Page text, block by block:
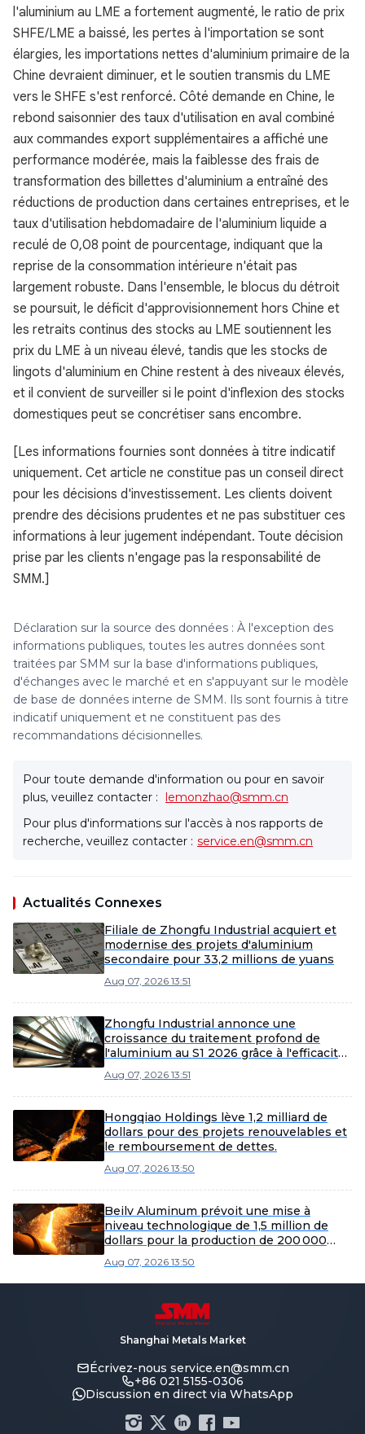
l'aluminium au LME a fortement augmenté, le ratio de prix
SHFE/LME a baissé, les pertes à l'importation se sont
élargies, les importations nettes d'aluminium primaire de la
Chine devraient diminuer, et le soutien transmis du LME
vers le SHFE s'est renforcé. Côté demande en Chine, le
rebond saisonnier des taux d'utilisation en aval combiné
aux commandes export supplémentaires a affiché une
performance modérée, mais la faiblesse des frais de
transformation des billettes d'aluminium a entraîné des
réductions de production dans certaines entreprises, et le
taux d'utilisation hebdomadaire de l'aluminium liquide a
reculé de 0,08 point de pourcentage, indiquant que la
reprise de la consommation intérieure n'était pas
largement robuste. Dans l'ensemble, le blocus du détroit
se poursuit, le déficit d'approvisionnement hors Chine et
les retraits continus des stocks au LME soutiennent les
prix du LME à un niveau élevé, tandis que les stocks de
lingots d'aluminium en Chine restent à des niveaux élevés,
et il convient de surveiller si le point d'inflexion des stocks
domestiques peut se concrétiser sans encombre.
[Les informations fournies sont données à titre indicatif
uniquement. Cet article ne constitue pas un conseil direct
pour les décisions d'investissement. Les clients doivent
prendre des décisions prudentes et ne pas substituer ces
informations à leur jugement indépendant. Toute décision
prise par les clients n'engage pas la responsabilité de
SMM.]
Déclaration sur la source des données : À l'exception des
informations publiques, toutes les autres données sont
traitées par SMM sur la base d'informations publiques,
d'échanges avec le marché et en s'appuyant sur le modèle
de base de données interne de SMM. Ils sont fournis à titre
indicatif uniquement et ne constituent pas des
recommandations décisionnelles.
Pour toute demande d'information ou pour en savoir
plus, veuillez contacter : lemonzhao@smm.cn
Pour plus d'informations sur l'accès à nos rapports de
recherche, veuillez contacter : service.en@smm.cn
Actualités Connexes
Filiale de Zhongfu Industrial acquiert et
modernise des projets d'aluminium
secondaire pour 33,2 millions de yuans
Aug 07, 2026 13:51
Zhongfu Industrial annonce une
croissance du traitement profond de
l'aluminium au S1 2026 grâce à l'efficacité
Aug 07, 2026 13:51
Hongqiao Holdings lève 1,2 milliard de
dollars pour des projets renouvelables et
le remboursement de dettes.
Aug 07, 2026 13:50
Beilv Aluminum prévoit une mise à
niveau technologique de 1,5 million de
dollars pour la production de 200 000
Yangxin.
Aug 07, 2026 13:50
Shanghai Metals Market
Écrivez-nous service.en@smm.cn
+86 021 5155-0306
Discussion en direct via WhatsApp